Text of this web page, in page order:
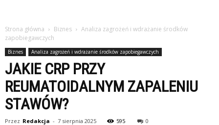
Strona główna Biznes
Analiza zagrożeń i wdrażanie środków
zapobiegawczych
Biznes Analiza zagrożeń i wdrażanie środków zapobiegawczych
JAKIE CRP PRZY
REUMATOIDALNYM ZAPALENIU
STAWÓW?
Przez Redakcja - 7 sierpnia 2025 595 0